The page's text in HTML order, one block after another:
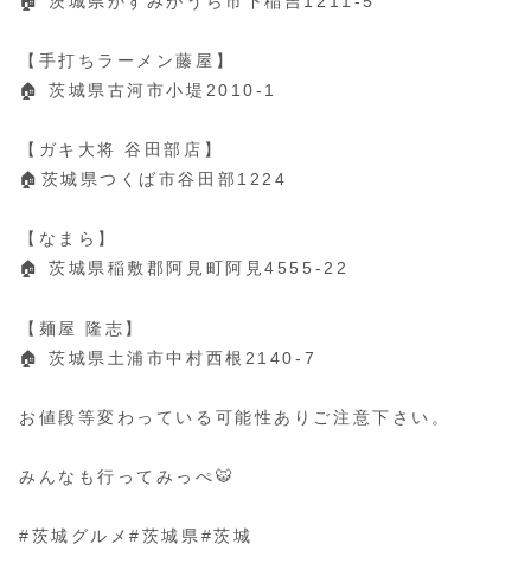
【手打ちラーメン藤屋】
🏠 茨城県古河市小堤2010-1
【ガキ大将 谷田部店】
🏠茨城県つくば市谷田部1224
【なまら】
🏠 茨城県稲敷郡阿見町阿見4555-22
【麺屋 隆志】
🏠 茨城県土浦市中村西根2140-7
お値段等変わっている可能性ありご注意下さい。
みんなも行ってみっぺ🐯
#茨城グルメ#茨城県#茨城